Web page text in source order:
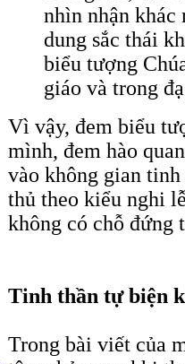
nhìn nhận khác
dung sắc thái
biểu tượng
giáo và trong
Vì vậy, đem biểu
mình, đem hào
vào không gian
thủ theo kiểu nghi
không có chỗ đứng
Tinh thần tự biện
Trong bài viết của